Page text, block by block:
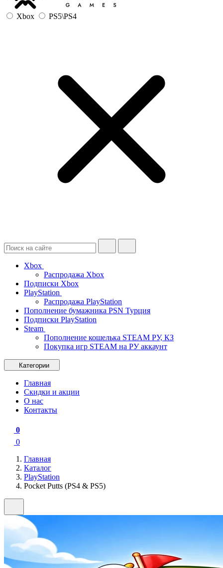
Xbox PS5\PS4
Xbox
Распродажа Xbox
Подписки Xbox
PlayStation
Распродажа PlayStation
Пополнение бумажника PSN Турция
Подписки PlayStation
Steam
Пополнение кошелька STEAM РУ, КЗ
Покупка игр STEAM на РУ аккаунт
Категории
Главная
Скидки и акции
О нас
Контакты
0
0
Главная
Каталог
PlayStation
Pocket Putts (PS4 & PS5)